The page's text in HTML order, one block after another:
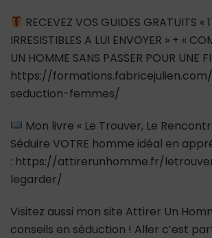
RECEVEZ VOS GUIDES GRATUITS «
IRRESISTIBLES A LUI ENVOYER » + «
UN HOMME SANS PASSER POUR UNE
https://
seduction-femmes/
Mon livre « Le Trouver, Le
Séduire VOTRE homme idéal en
: https://attirerunhomme.fr/
legarder/
Visitez aussi mon site Attirer Un
conseils en séduction ! Aller c’est